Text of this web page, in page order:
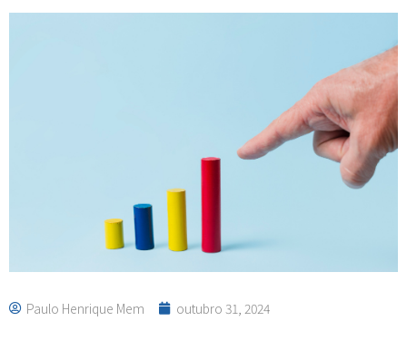
Paulo Henrique Mem outubro 31, 2024